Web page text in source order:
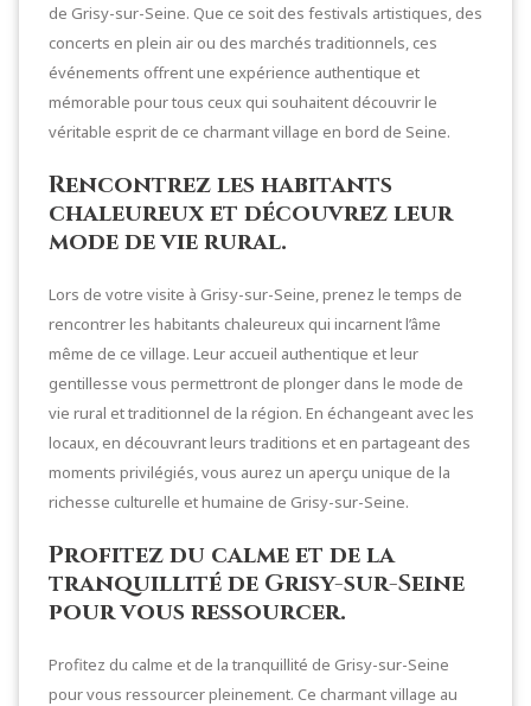
de Grisy-sur-Seine. Que ce soit des festivals artistiques, des
concerts en plein air ou des marchés traditionnels, ces
événements offrent une expérience authentique et
mémorable pour tous ceux qui souhaitent découvrir le
véritable esprit de ce charmant village en bord de Seine.
Rencontrez les habitants
chaleureux et découvrez leur
mode de vie rural.
Lors de votre visite à Grisy-sur-Seine, prenez le temps de
rencontrer les habitants chaleureux qui incarnent l’âme
même de ce village. Leur accueil authentique et leur
gentillesse vous permettront de plonger dans le mode de
vie rural et traditionnel de la région. En échangeant avec les
locaux, en découvrant leurs traditions et en partageant des
moments privilégiés, vous aurez un aperçu unique de la
richesse culturelle et humaine de Grisy-sur-Seine.
Profitez du calme et de la
tranquillité de Grisy-sur-Seine
pour vous ressourcer.
Profitez du calme et de la tranquillité de Grisy-sur-Seine
pour vous ressourcer pleinement. Ce charmant village au